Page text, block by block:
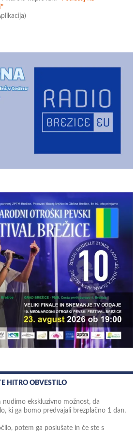
HITRO OBVESTILO
nudimo ekskluzivno možnost, da
ki ga bomo predvajali brezplačno 1 dan.
potem ga poslušate in če ste s